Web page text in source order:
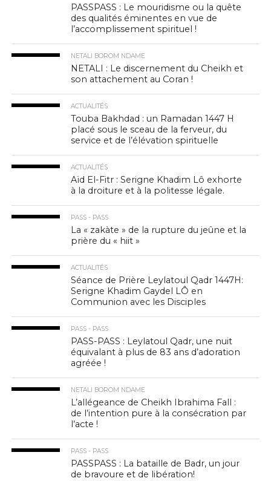
PASSPASS : Le mouridisme ou la quête
des qualités éminentes en vue de
l’accomplissement spirituel !
NETALI BOROM NDAME
NETALI : Le discernement du Cheikh et
son attachement au Coran !
ACTUALITÉS
Touba Bakhdad : un Ramadan 1447 H
placé sous le sceau de la ferveur, du
service et de l’élévation spirituelle
ACTUALITÉS
Aïd El-Fitr : Serigne Khadim Lô exhorte
à la droiture et à la politesse légale.
PASS - PASS
La « zakàte » de la rupture du jeûne et la
prière du « hiit »
ACTUALITÉS
Séance de Prière Leylatoul Qadr 1447H:
Serigne Khadim Gaydel LÔ en
Communion avec les Disciples
PASS - PASS
PASS-PASS : Leylatoul Qadr, une nuit
équivalant à plus de 83 ans d’adoration
agréée !
NETALI BOROM NDAME
L’allégeance de Cheikh Ibrahima Fall :
de l’intention pure à la consécration par
l’acte !
PASS - PASS
PASSPASS : La bataille de Badr, un jour
de bravoure et de libération!